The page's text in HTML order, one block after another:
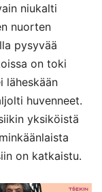
niukalti
nuorten
pysyvää
on toki
läheskään
huvenneet.
yksiköistä
on katkaistu.